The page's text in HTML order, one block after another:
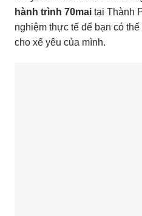
hành trình 70mai tại Thành
nghiệm thực tế để bạn có
cho xế yêu của mình.